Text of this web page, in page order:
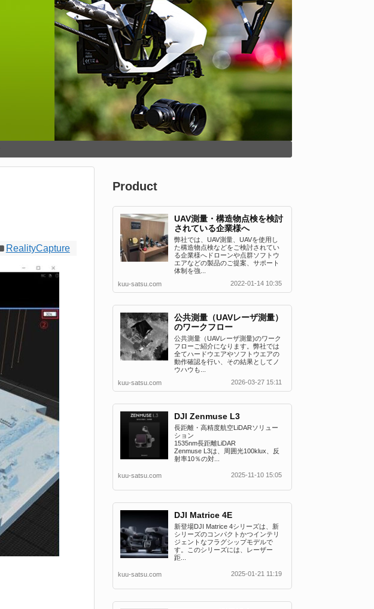
RealityCapture
Product
UAV測量・構造物点検を検討
されている企業様へ
弊社では、UAV測量、UAVを使用し
た構造物点検などをご検討されてい
る企業様へドローンや点群ソフトウ
エアなどの製品のご提案、サポート
体制を強...
kuu-satsu.com
2022-01-14 10:35
公共測量（UAVレーザ測量）
のワークフロー
公共測量（UAVレーザ測量)のワーク
フローご紹介になります。弊社では
全てハードウエアやソフトウエアの
動作確認を行い、その結果としてノ
ウハウも...
kuu-satsu.com
2026-03-27 15:11
DJI Zenmuse L3
長距離・高精度航空LiDARソリュー
ション
1535nm長距離LiDAR
Zenmuse L3は、周囲光100klux、反
射率10％の対...
kuu-satsu.com 2025-11-10 15:05
DJI Matrice 4E
新登場DJI Matrice 4シリーズは、新
シリーズのコンパクトかつインテリ
ジェントなフラグシップモデルで
す。このシリーズには、レーザー
距...
kuu-satsu.com 2025-01-21 11:19